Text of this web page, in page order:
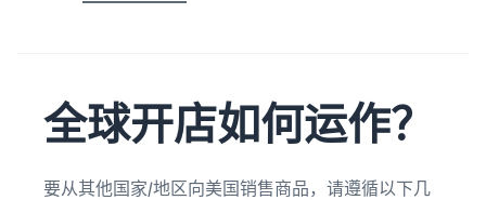
全球开店如何运作？
要从其他国家/地区向美国销售商品，请遵循以下几